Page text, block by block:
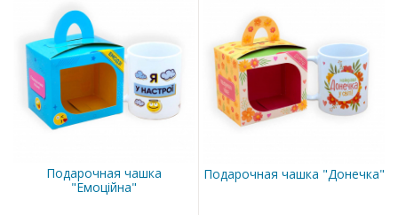
Подарочная чашка
"Емоційна"
Подарочная чашка "Донечка"